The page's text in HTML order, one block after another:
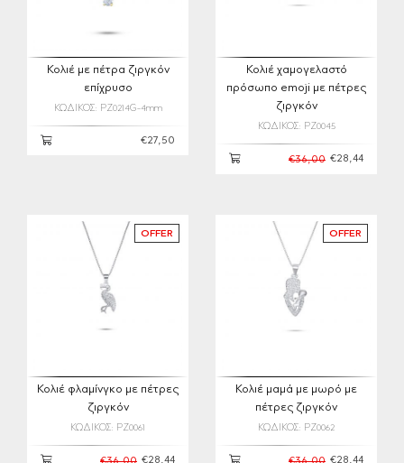
Κολιέ με πέτρα ζιργκόν
επίχρυσο
ΚΩΔΙΚΟΣ: PZ0214G-4mm
€27,50
Κολιέ χαμογελαστό
πρόσωπο emoji με πέτρες
ζιργκόν
ΚΩΔΙΚΟΣ: PZ0045
€28,44
€36,00
OFFER
Κολιέ φλαμίνγκο με πέτρες
ζιργκόν
ΚΩΔΙΚΟΣ: PZ0061
€28,44
OFFER
Κολιέ μαμά με μωρό με
πέτρες ζιργκόν
ΚΩΔΙΚΟΣ: PZ0062
€28,44